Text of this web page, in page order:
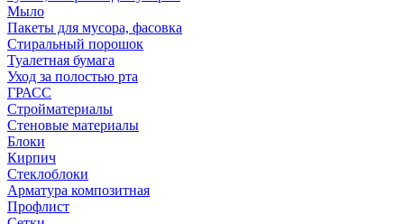
Мыло
Пакеты для мусора, фасовка
Стиральный порошок
Туалетная бумага
Уход за полостью рта
ГРАСС
Стройматериалы
Стеновые материалы
Блоки
Кирпич
Стеклоблоки
Арматура композитная
Профлист